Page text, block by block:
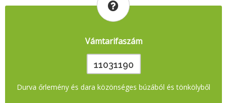
Vámtarifaszám
11031190
Durva őrlemény és dara közönséges búzából és tönkölyből